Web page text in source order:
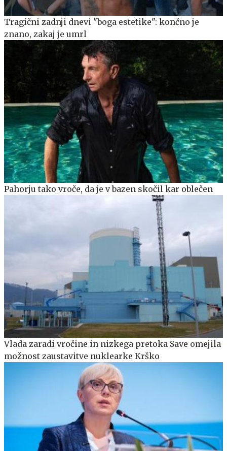
Tragični zadnji dnevi "boga estetike": končno je
znano, zakaj je umrl
Pahorju tako vroče, da je v bazen skočil kar oblečen
Vlada zaradi vročine in nizkega pretoka Save omejila
možnost zaustavitve nuklearke Krško